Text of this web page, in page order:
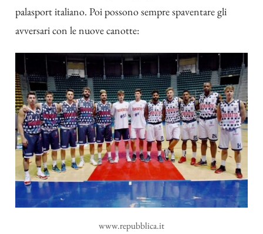
palasport italiano. Poi possono sempre spaventare gli
avversari con le nuove canotte:
www.repubblica.it